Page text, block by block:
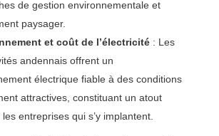
de gestion environnementale et
paysager.
et coût de l’électricité: Les
andennais offrent un
électrique fiable à des conditions
attractives, constituant un atout
entreprises qui s’y implantent.